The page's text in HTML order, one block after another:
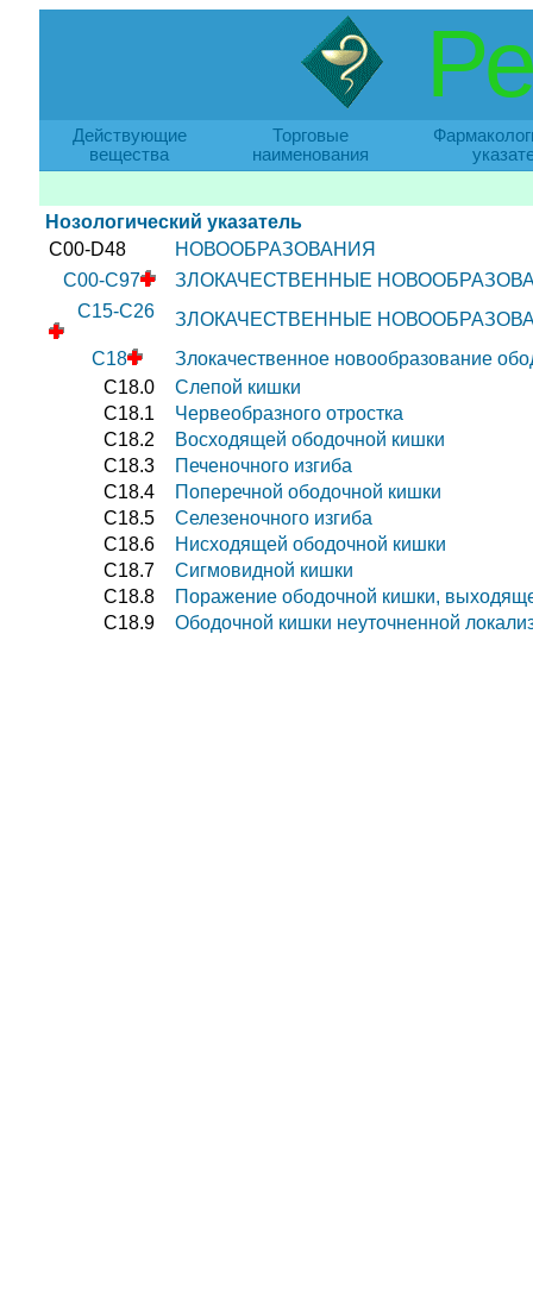
Действующие
вещества
Торговые
наименования
Нозологический указатель
C00-D48
НОВООБРАЗОВАНИЯ
C00-C97
ЗЛОКАЧЕСТВЕННЫЕ
C15-C26
ЗЛОКАЧЕСТВЕННЫЕ
C18
Злокачественное новообразование
C18.0
Слепой кишки
C18.1
Червеобразного отростка
C18.2
Восходящей ободочной кишки
C18.3
Печеночного изгиба
C18.4
Поперечной ободочной кишки
C18.5
Селезеночного изгиба
C18.6
Нисходящей ободочной кишки
C18.7
Сигмовидной кишки
C18.8
Поражение ободочной кишки,
C18.9
Ободочной кишки неуточненной